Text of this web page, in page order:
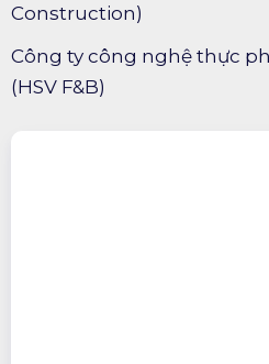
Construction)
Công ty công nghệ thực
(HSV F&B)